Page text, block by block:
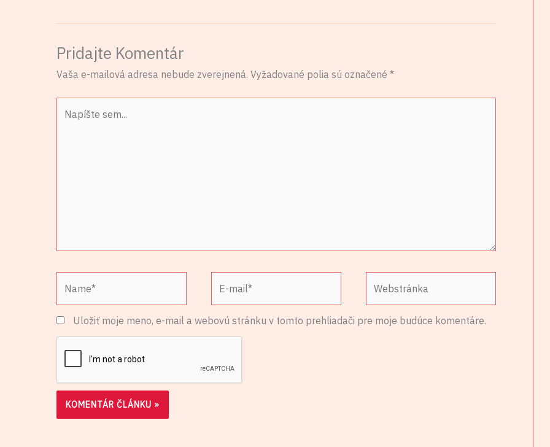
Pridajte Komentár
Vaša e-mailová adresa nebude zverejnená. Vyžadované polia sú označené *
sem...
Uložiť moje meno, e-mail a webovú stránku v tomto prehliadači pre moje budúce komentáre.